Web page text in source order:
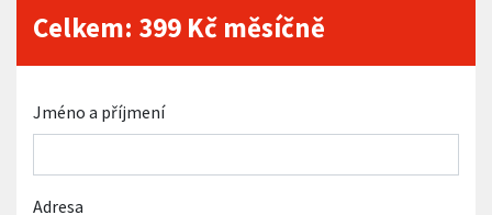
Celkem: 399 Kč měsíčně
Jméno a příjmení
Adresa